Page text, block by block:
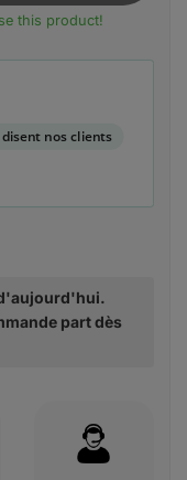
this product!
disent nos clients
part dès